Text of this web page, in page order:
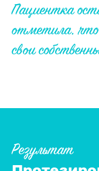
Пациентка
отметила,
свои
Результат